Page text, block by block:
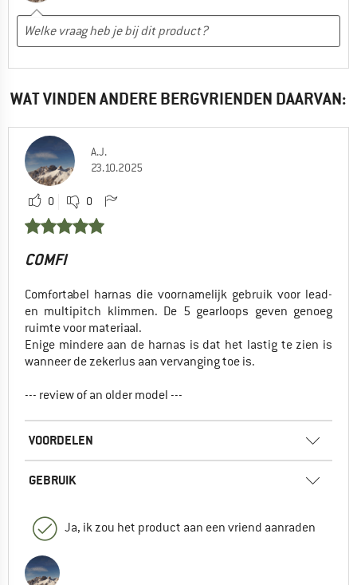
WAT VINDEN ANDERE BERGVRIENDEN DAARVAN:
A.J.
23.10.2025
0 0
COMFI
Comfortabel harnas die voornamelijk gebruik voor lead-
en multipitch klimmen. De 5 gearloops geven genoeg
ruimte voor materiaal.
Enige mindere aan de harnas is dat het lastig te zien is
wanneer de zekerlus aan vervanging toe is.
--- review of an older model ---
VOORDELEN
GEBRUIK
Ja, ik zou het product aan een vriend aanraden